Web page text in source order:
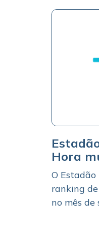
Hora
O
ranking
no mês de